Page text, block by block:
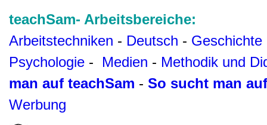
teachSam- Arbeitsbereiche:
Arbeitstechniken - Deutsch - Geschichte
Psychologie - Medien - Methodik und
man auf teachSam - So sucht man
Werbung